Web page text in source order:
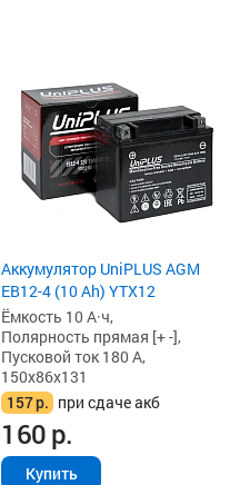
Аккумулятор UniPLUS AGM
EB12-4 (10 Ah) YTX12
Ёмкость 10 А·ч,
Полярность прямая [+ -],
Пусковой ток 180 А,
150x86x131
157р. при сдаче акб
160р.
Купить